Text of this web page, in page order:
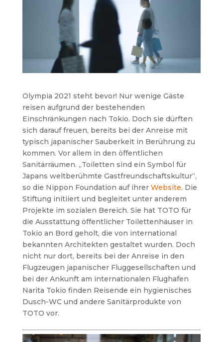
Olympia 2021 steht bevor! Nur wenige Gäste
reisen aufgrund der bestehenden
Einschränkungen nach Tokio. Doch sie dürften
sich darauf freuen, bereits bei der Anreise mit
typisch japanischer Sauberkeit in Berührung zu
kommen. Vor allem in den öffentlichen
Sanitärräumen. „Toiletten sind ein Symbol für
Japans weltberühmte Gastfreundschaftskultur“,
so die Nippon Foundation auf ihrer Website. Die
Stiftung initiiert und begleitet unter anderem
Projekte im sozialen Bereich. Sie hat TOTO für
die Ausstattung öffentlicher Toilettenhäuser in
Tokio an Bord geholt, die von international
bekannten Architekten gestaltet wurden. Doch
nicht nur dort, bereits bei der Anreise in den
Flugzeugen japanischer Fluggesellschaften und
bei der Ankunft am internationalen Flughafen
Narita Tokio finden Reisende ein hygienisches
Dusch-WC und andere Sanitärprodukte von
TOTO vor.